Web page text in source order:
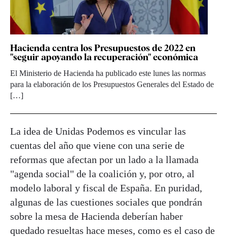
Hacienda centra los Presupuestos de 2022 en
"seguir apoyando la recuperación" económica
El Ministerio de Hacienda ha publicado este lunes las normas
para la elaboración de los Presupuestos Generales del Estado de
[…]
La idea de Unidas Podemos es vincular las
cuentas del año que viene con una serie de
reformas que afectan por un lado a la llamada
"agenda social" de la coalición y, por otro, al
modelo laboral y fiscal de España. En puridad,
algunas de las cuestiones sociales que pondrán
sobre la mesa de Hacienda deberían haber
quedado resueltas hace meses, como es el caso de